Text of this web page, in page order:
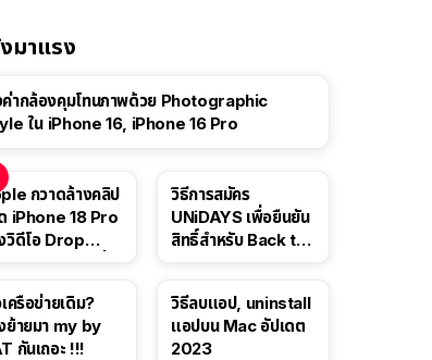
มาแรง
ากล้องคุมโทนภาพด้วย Photographic
ใน iPhone 16, iPhone 16 Pro
กวาดล้างคลิป
iPhone 18 Pro
วิดีโอ Drop
วิธีการสมัคร
UNiDAYS เพื่อยืนยัน
สิทธิ์สำหรับ Back to
เครือข่ายเดิม?
ย้ายมา my by
กันเถอะ !!!
วิธีลบแอป, uninstall
แอปบน Mac อัปเดต
2023